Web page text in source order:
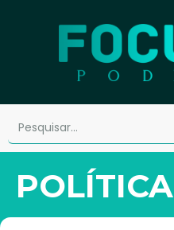
POLÍTICA